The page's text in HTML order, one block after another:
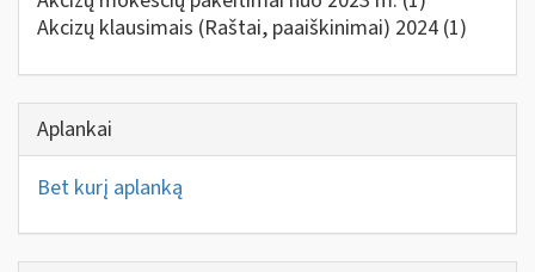
Akcizų klausimais (Raštai, paaiškinimai) 2024 (1)
Aplankai
Bet kurį aplanką